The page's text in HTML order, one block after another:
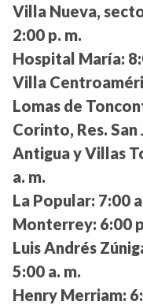
Villa Nueva,
2:00 p. m.
Hospital María:
Villa
Lomas de
Corinto, Res.
Antigua y Villas
a. m.
La Popular: 7:00
Monterrey: 6:00
Luis Andrés
5:00 a. m.
Henry Merriam: